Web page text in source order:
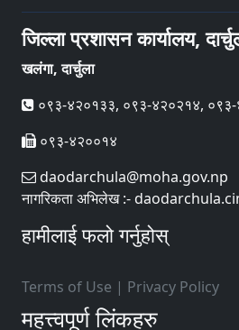
जिल्ला प्रशासन कार्यालय,
खलंगा, दार्चुला
०९३-४२०१३३, ०९३-४२०२१४,
०९३-४२००१४
daodarchula@moha.gov.np
नागरिकता अभिलेख :-
हामीलाई फलो गर्नुहोस्
Terms of Use | Privacy Policy
महत्त्वपूर्ण लिंकहरु